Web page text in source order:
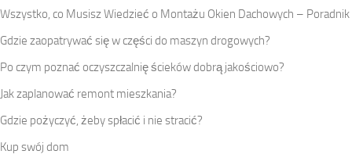
Wszystko, co Musisz Wiedzieć o Montażu Okien Dachowych – Poradnik
Gdzie zaopatrywać się w części do maszyn drogowych?
Po czym poznać oczyszczalnię ścieków dobrą jakościowo?
Jak zaplanować remont mieszkania?
Gdzie pożyczyć, żeby spłacić i nie stracić?
Kup swój dom